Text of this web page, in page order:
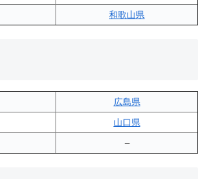
和歌山県
広島県
山口県
–